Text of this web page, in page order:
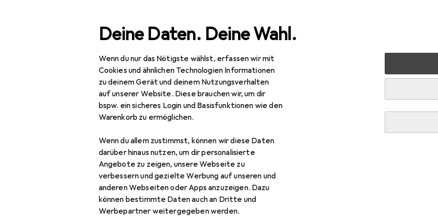
Deine Daten. Deine Wahl.
Wenn du nur das Nötigste wählst, erfassen wir mit
Cookies und ähnlichen Technologien Informationen
zu deinem Gerät und deinem Nutzungsverhalten
auf unserer Website. Diese brauchen wir, um dir
bspw. ein sicheres Login und Basisfunktionen wie den
Warenkorb zu ermöglichen.
Wenn du allem zustimmst, können wir diese Daten
darüber hinaus nutzen, um dir personalisierte
Angebote zu zeigen, unsere Webseite zu
verbessern und gezielte Werbung auf unseren und
anderen Webseiten oder Apps anzuzeigen. Dazu
können bestimmte Daten auch an Dritte und
Werbepartner weitergegeben werden.
Navigation nach Kategorien Gesamtsortiment Spielzeug Bauen + Gestalten